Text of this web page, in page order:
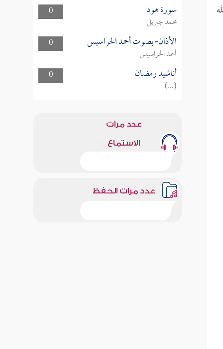
0
سورة هود
محمد جبريل
0
الأذان- بصوت أحمد الحراسيس
أحمد الحراسيس
0
أناشيد رمضان
(...)
عدد مرات
الاستماع
عدد مرات الحفظ